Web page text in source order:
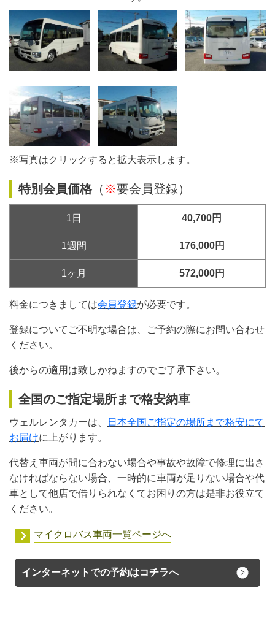
※写真はクリックすると拡大表示します。
特別会員価格 （ ※要会員登録）
1日 40,700円
1週間 176,000円
1ヶ月 572,000円
料金につきましては会員登録が必要です。
登録についてご不明な場合は、ご予約の際にお問い合わせ
ください。
後からの適用は致しかねますのでご了承下さい。
全国のご指定場所まで格安納車
ウェルレンタカーは、
日本全国ご指定の場所まで格安にて
お届けに上がります。
代替え車両が間に合わない場合や事故や故障で修理に出さ
なければならない場合、一時的に車両が足りない場合や代
車として他店で借りられなくてお困りの方は是非お役立て
ください。
マイクロバス車両一覧ページへ
インターネットでの予約はコチラへ